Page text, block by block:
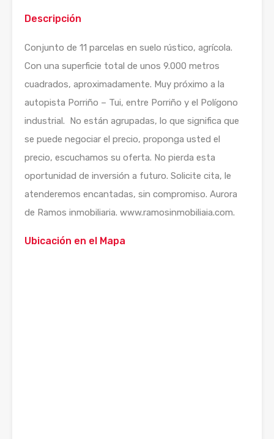
Descripción
Conjunto de 11 parcelas en suelo rústico, agrícola.
Con una superficie total de unos 9.000 metros
cuadrados, aproximadamente. Muy próximo a la
autopista Porriño – Tui, entre Porriño y el Polígono
industrial. No están agrupadas, lo que significa que
se puede negociar el precio, proponga usted el
precio, escuchamos su oferta. No pierda esta
oportunidad de inversión a futuro. Solicite cita, le
atenderemos encantadas, sin compromiso. Aurora
de Ramos inmobiliaria. www.ramosinmobiliaia.com.
Ubicación en el Mapa